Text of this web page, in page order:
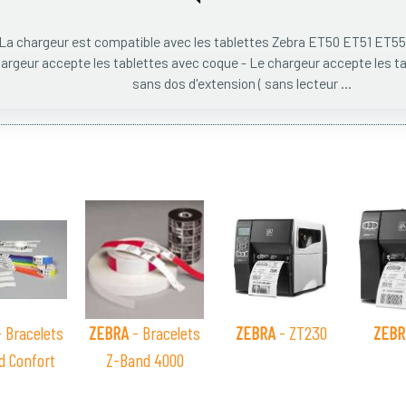
chargeur est compatible avec les tablettes Zebra ET50 ET51
accepte les tablettes avec coque - Le chargeur accepte les
sans dos d'extension ( sans lecteur ...
Confort
ZEBRA - Bracelets
Z-Band 4000
ZEBRA - ZT230